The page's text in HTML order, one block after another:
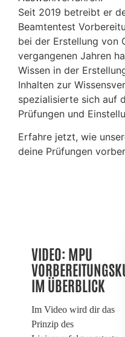
Seit 2019 betreibt er
Beamtentest
bei der Erstellung von
vergangenen Jahren
Wissen in der
Inhalten zur
spezialisierte sich auf
Prüfungen und
Erfahre jetzt, wie
deine Prüfungen
VIDEO: MPU
IM ÜBERBLICK
Im Video wird dir das
Prinzip des